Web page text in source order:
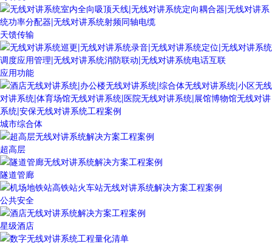
天馈传输
应用功能
城市综合体
超高层
隧道管廊
公共安全
星级酒店